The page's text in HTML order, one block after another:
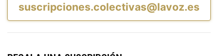
suscripciones.colectivas@lavoz.es